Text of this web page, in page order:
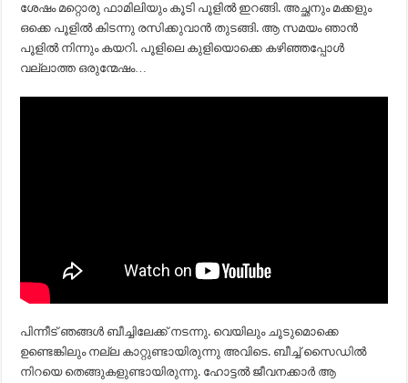
ശേഷം മറ്റൊരു ഫാമിലിയും കൂടി പൂളില്‍ ഇറങ്ങി. അച്ഛനും മക്കളും
ഒക്കെ പൂളില്‍ കിടന്നു രസിക്കുവാന്‍ തുടങ്ങി. ആ സമയം ഞാന്‍
പൂളില്‍ നിന്നും കയറി. പൂളിലെ കുളിയൊക്കെ കഴിഞ്ഞപ്പോള്‍
വല്ലാത്ത ഒരുന്മേഷം…
പിന്നീട് ഞങ്ങള്‍ ബീച്ചിലേക്ക് നടന്നു. വെയിലും ചൂടുമൊക്കെ
ഉണ്ടെങ്കിലും നല്ല കാറ്റുണ്ടായിരുന്നു അവിടെ. ബീച്ച് സൈഡില്‍
നിറയെ തെങ്ങുകളുണ്ടായിരുന്നു. ഹോട്ടല്‍ ജീവനക്കാര്‍ ആ